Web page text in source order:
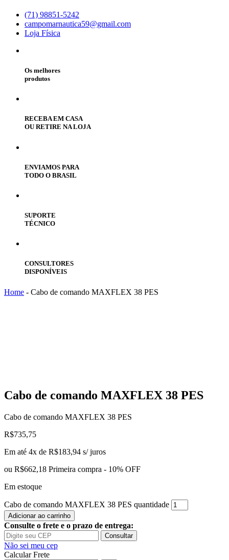
(71) 98851-5242
campomarnautica59@gmail.com
Loja Física
Os melhores
produtos
RECEBA EM CASA
OU RETIRE NA LOJA
ENVIAMOS PARA
TODO O BRASIL
SUPORTE
TÉCNICO
CONSULTORES
DISPONÍVEIS
Home - Cabo de comando MAXFLEX 38 PES
Cabo de comando MAXFLEX 38 PES
Cabo de comando MAXFLEX 38 PES
R$735,75
Em até 4x de R$183,94 s/ juros
ou R$662,18 Primeira compra - 10% OFF
Em estoque
Cabo de comando MAXFLEX 38 PES quantidade
Adicionar ao carrinho
Consulte o frete e o prazo de entrega:
Consultar
Não sei meu cep
Calcular Frete